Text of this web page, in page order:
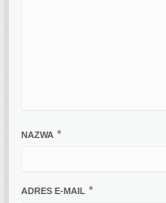
NAZWA *
ADRES E-MAIL *